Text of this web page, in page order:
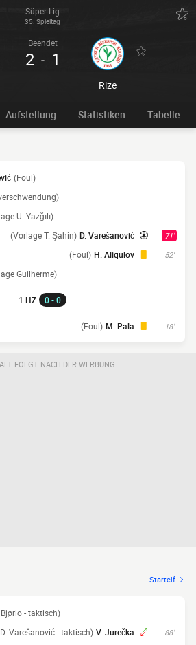
Süper Lig
35. Spieltag
Beendet
2 - 1
Rize
Aufstellung Statistiken Tabelle
(Foul)
U. Yazğılı)
71'
D. Varešanović
(Vorlage T. Şahin)
52'
H. Aliqulov
(Foul)
Guilherme)
1.HZ 0 - 0
18'
M. Pala
(Foul)
FOLGT NACH DER WERBUNG
Startelf
- taktisch)
88'
V. Jurečka
Varešanović - taktisch)